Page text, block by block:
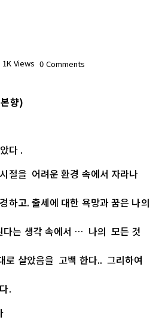
1K Views 0 Comments
향)
다.
절을 어려운 환경 속에서 자라나
하고. 출세에 대한 욕망과꿈은 나의
다는 생각 속에서 … 나의 모든 것
로 살았음을 고백 한다.. 그리하여
.